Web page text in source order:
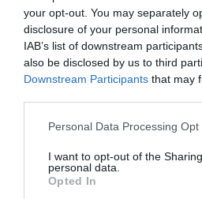
your opt-out. You may separately
disclosure of your personal
IAB’s list of downstream
also be disclosed by us to third
Downstream Participants that may
Please note that this website/app
not limited to your visit or usage
grant or deny consent to Google
use your data for below specified
Personal Data Processing Opt
I want to opt-out of the
personal data.
Opted In
Μαρινάκη